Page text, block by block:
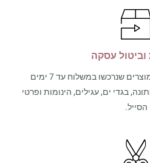
וביטול עסקה
אנו מקבלים החזרות עבור מוצרים שנרכשו במשלוח עד 7 ימים
בגדי ים, עגילים, הינומות ופרטי
הסייל.